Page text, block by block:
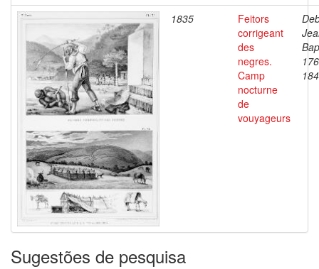
1835
Feitors
corrigeant
des
negres.
Camp
nocturne
de
vouyageurs
Sugestões de pesquisa